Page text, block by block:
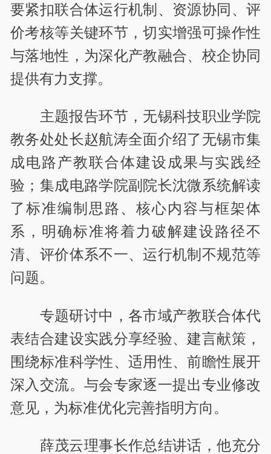
要紧扣联合体运行机制、资源协同、评
价考核等关键环节，切实增强可操作性
与落地性，为深化产教融合、校企协同
提供有力支撑。
主题报告环节，无锡科技职业学院
教务处处长赵航涛全面介绍了无锡市集
成电路产教联合体建设成果与实践经
验；集成电路学院副院长沈微系统解读
了标准编制思路、核心内容与框架体
系，明确标准将着力破解建设路径不
清、评价体系不一、运行机制不规范等
问题。
专题研讨中，各市域产教联合体代
表结合建设实践分享经验、建言献策，
围绕标准科学性、适用性、前瞻性展开
深入交流。与会专家逐一提出专业修改
意见，为标准优化完善指明方向。
薛茂云理事长作总结讲话，他充分